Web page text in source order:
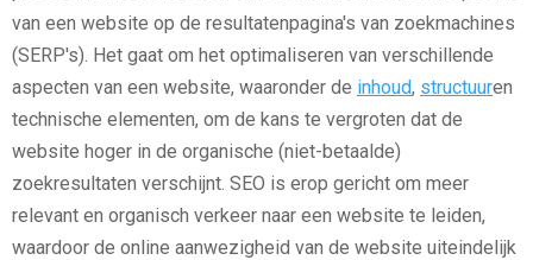
van een website op de resultatenpagina's van zoekmachines
(SERP's). Het gaat om het optimaliseren van verschillende
aspecten van een website, waaronder de inhoud, structuuren
technische elementen, om de kans te vergroten dat de
website hoger in de organische (niet-betaalde)
zoekresultaten verschijnt. SEO is erop gericht om meer
relevant en organisch verkeer naar een website te leiden,
waardoor de online aanwezigheid van de website uiteindelijk